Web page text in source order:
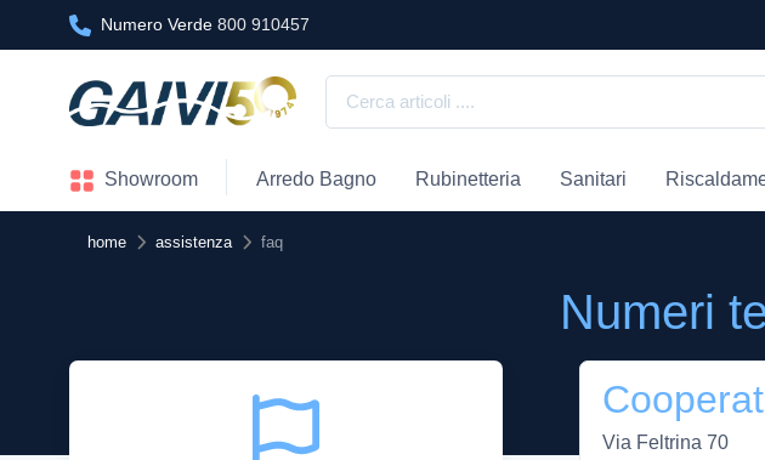
Numero Verde 800 910457
Showroom Arredo Bagno Rubinetteria Sanitari
home assistenza faq
Numeri
Via Feltrina 70